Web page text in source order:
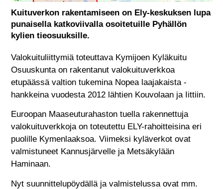
Kuituverkon rakentamiseen on Ely-keskuksen lupa
punaisella katkoviivalla osoitetuille Pyhällön
kylien tieosuuksille.
Valokuituliittymiä toteuttava Kymijoen Kyläkuitu
Osuuskunta on rakentanut valokuituverkkoa
etupäässä valtion tukemina Nopea laajakaista -
hankkeina vuodesta 2012 lähtien Kouvolaan ja Iittiin.
Euroopan Maaseuturahaston tuella rakennettuja
valokuituverkkoja on toteutettu ELY-rahoitteisina eri
puolille Kymenlaaksoa. Viimeksi kyläverkot ovat
valmistuneet Kannusjärvelle ja Metsäkylään
Haminaan.
Nyt suunnittelupöydällä ja valmistelussa ovat mm.